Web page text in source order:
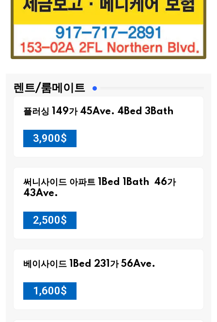
렌트/룸메이트
플러싱 149가 45Ave. 4Bed 3Bath
3,900$
써니사이드 아파트 1Bed 1Bath 46가
43Ave.
2,500$
베이사이드 1Bed 231가 56Ave.
1,600$